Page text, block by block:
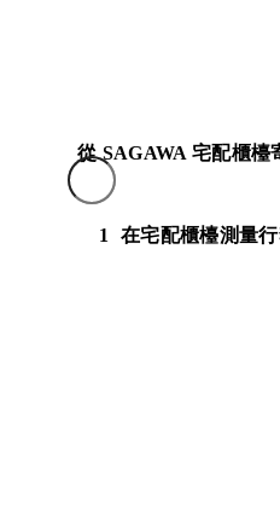
從 SAGAWA 宅配櫃檯
1 在宅配櫃檯測量